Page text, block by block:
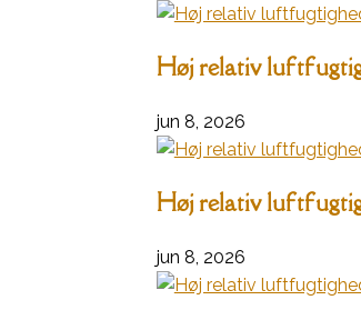
Høj relativ
jun 8, 2026
Høj relativ
jun 8, 2026